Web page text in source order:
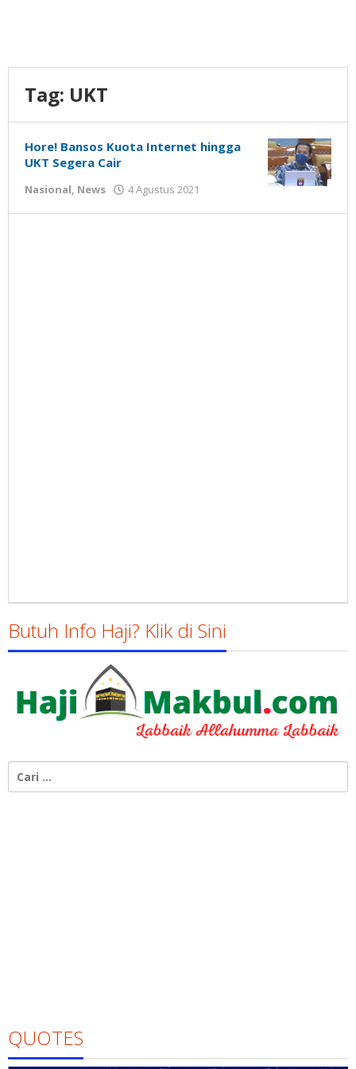
Tag: UKT
Hore! Bansos Kuota Internet hingga
UKT Segera Cair
Nasional, News 4 Agustus 2021
Susanto
Butuh Info Haji? Klik di Sini
untuk:
QUOTES